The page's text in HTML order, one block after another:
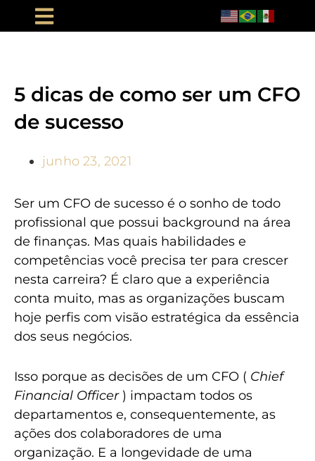
5 dicas de como ser um CFO
de sucesso
junho 23, 2021
Ser um CFO de sucesso é o sonho de todo
profissional que possui background na área
de finanças. Mas quais habilidades e
competências você precisa ter para crescer
nesta carreira? É claro que a experiência
conta muito, mas as organizações buscam
hoje perfis com visão estratégica da essência
dos seus negócios.
Isso porque as decisões de um CFO ( Chief
Financial Officer) impactam todos os
departamentos e, consequentemente, as
ações dos colaboradores de uma
organização. E a longevidade de uma